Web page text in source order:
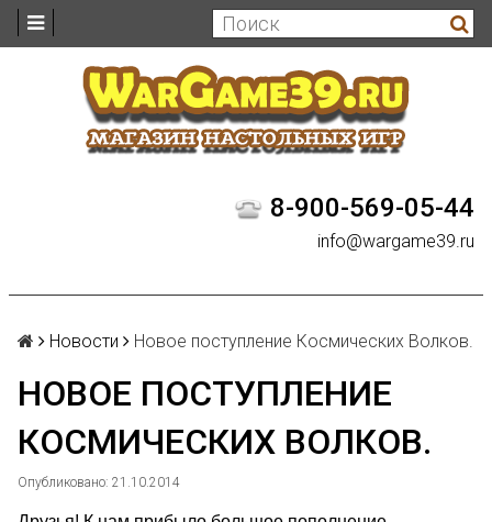
8-900-569-05-44
info@wargame39.ru
Новости Новое поступление Космических Волков.
НОВОЕ ПОСТУПЛЕНИЕ
КОСМИЧЕСКИХ ВОЛКОВ.
Опубликовано: 21.10.2014